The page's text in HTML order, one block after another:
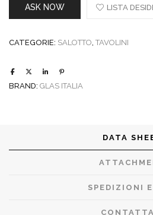
ASK NOW LISTA
CATEGORIE: SALOTTO, TAVOLINI
BRAND: GLAS ITALIA
DATA
SPEDIZIONI